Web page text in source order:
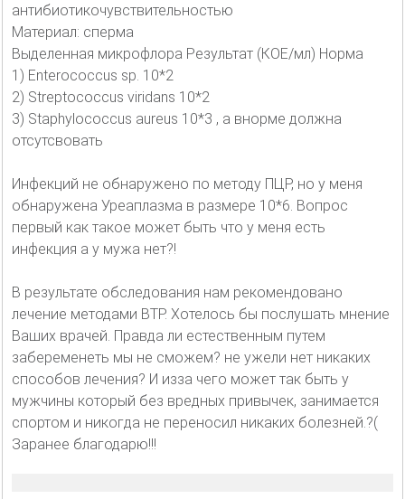
антибиотикочувствительностью
Материал: сперма
Выделенная микрофлора Результат (КОЕ/мл) Норма
1) Enterococcus sp. 10*2
2) Streptococcus viridans 10*2
3) Staphylococcus aureus 10*3 , а внорме должна
отсутсвовать
Инфекций не обнаружено по методу ПЦР, но у меня
обнаружена Уреаплазма в размере 10*6. Вопрос
первый как такое может быть что у меня есть
инфекция а у мужа нет?!
В результате обследования нам рекомендовано
лечение методами ВТР. Хотелось бы послушать мнение
Ваших врачей. Правда ли естественным путем
забеременеть мы не сможем? не ужели нет никаких
способов лечения? И изза чего может так быть у
мужчины который без вредных привычек, занимается
спортом и никогда не переносил никаких болезней.?(
Заранее благодарю!!!